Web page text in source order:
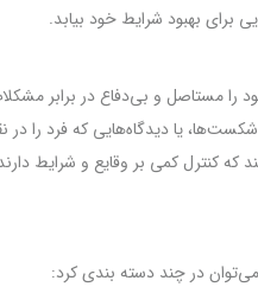
برای بهبود شرایط خود بیابد.
مستاصل و بی‌دفاع در برابر
یا دیدگاه‌هایی که فرد را در
که کنترل کمی بر وقایع و شرایط
در چند دسته بندی کرد: